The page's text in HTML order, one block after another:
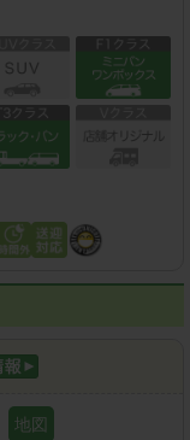
地図